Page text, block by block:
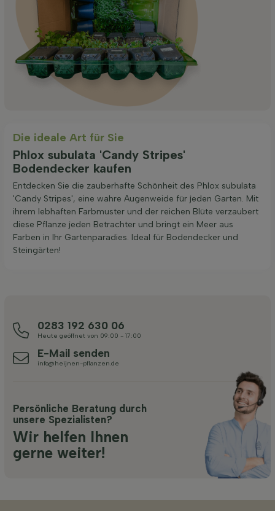
Die ideale Art für Sie
Phlox subulata 'Candy Stripes'
Bodendecker kaufen
Entdecken Sie die zauberhafte Schönheit des Phlox subulata
'Candy Stripes', eine wahre Augenweide für jeden Garten. Mit
ihrem lebhaften Farbmuster und der reichen Blüte verzaubert
diese Pflanze jeden Betrachter und bringt ein Meer aus
Farben in Ihr Gartenparadies. Ideal für Bodendecker und
Steingärten!
0283 192 630 06
Heute geöffnet von 09:00 - 17:00
E-Mail senden
info@heijnen-pflanzen.de
Persönliche Beratung durch
unsere Spezialisten?
Wir helfen Ihnen
gerne weiter!